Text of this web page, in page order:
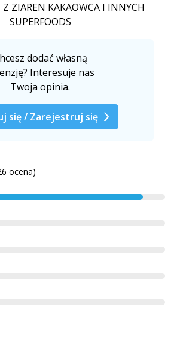
Z ZIAREN KAKAOWCA I INNYCH
SUPERFOODS
dodać własną
Interesuje nas
Twoja opinia.
się / Zarejestruj się
ocena)